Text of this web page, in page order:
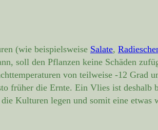
(wie beispielsweise Salate,
soll den Pflanzen keine Schäden
von teilweise -12 Grad
früher die Ernte. Ein Vlies ist
Kulturen legen und somit eine etwas